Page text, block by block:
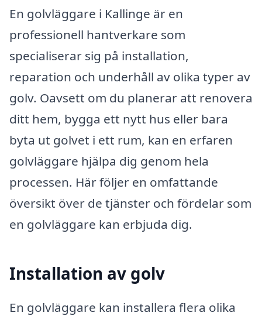
En golvläggare i Kallinge är en
professionell hantverkare som
specialiserar sig på installation,
reparation och underhåll av olika typer av
golv. Oavsett om du planerar att renovera
ditt hem, bygga ett nytt hus eller bara
byta ut golvet i ett rum, kan en erfaren
golvläggare hjälpa dig genom hela
processen. Här följer en omfattande
översikt över de tjänster och fördelar som
en golvläggare kan erbjuda dig.
Installation av golv
En golvläggare kan installera flera olika